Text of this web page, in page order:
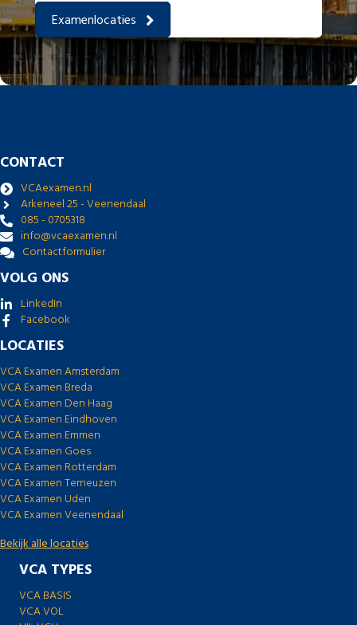
Examenlocaties
CONTACT
VCAexamen.nl
Arkeneel 25 - Veenendaal
085 - 0705318
info@vcaexamen.nl
Contactformulier
VOLG ONS
LinkedIn
Facebook
LOCATIES
VCA Examen Amsterdam
VCA Examen Breda
VCA Examen Den Haag
VCA Examen Eindhoven
VCA Examen Emmen
VCA Examen Goes
VCA Examen Rotterdam
VCA Examen Terneuzen
VCA Examen Uden
VCA Examen Veenendaal
Bekijk alle locaties
VCA TYPES
VCA BASIS
VCA VOL